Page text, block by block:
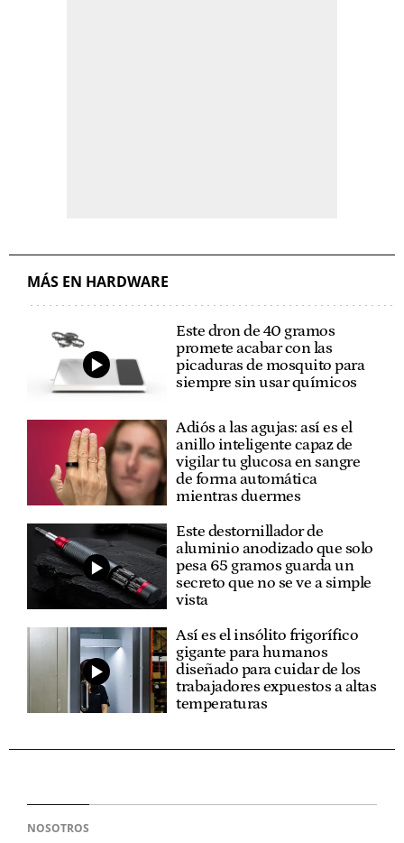
MÁS EN HARDWARE
Este dron de 40 gramos
promete acabar con las
picaduras de mosquito para
siempre sin usar químicos
Adiós a las agujas: así es el
anillo inteligente capaz de
vigilar tu glucosa en sangre
de forma automática
mientras duermes
Este destornillador de
aluminio anodizado que solo
pesa 65 gramos guarda un
secreto que no se ve a simple
vista
Así es el insólito frigorífico
gigante para humanos
diseñado para cuidar de los
trabajadores expuestos a altas
temperaturas
NOSOTROS